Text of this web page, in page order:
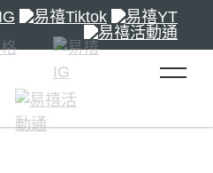
toggle